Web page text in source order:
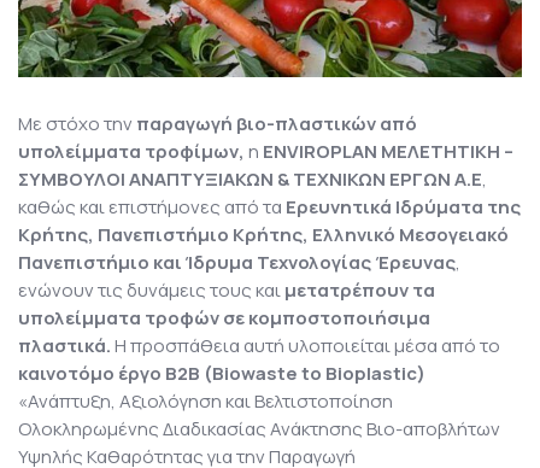
Με στόχο την παραγωγή βιο-πλαστικών από
υπολείμματα τροφίμων, η ENVIROPLAN ΜΕΛΕΤΗΤΙΚΗ –
ΣΥΜΒΟΥΛΟΙ ΑΝΑΠΤΥΞΙΑΚΩΝ & ΤΕΧΝΙΚΩΝ ΕΡΓΩΝ Α.Ε,
καθώς και επιστήμονες από τα Ερευνητικά Ιδρύματα της
Κρήτης, Πανεπιστήμιο Κρήτης, Ελληνικό Μεσογειακό
Πανεπιστήμιο και Ίδρυμα Τεχνολογίας Έρευνας,
ενώνουν τις δυνάμεις τους καιμετατρέπουν τα
υπολείμματα τροφών σε κομποστοποιήσιμα
πλαστικά.Η προσπάθεια αυτή υλοποιείται μέσα από το
καινοτόμο έργο Β2Β (Biowaste to Bioplastic)
«Ανάπτυξη, Αξιολόγηση και Βελτιστοποίηση
Ολοκληρωμένης Διαδικασίας Ανάκτησης Βιο-αποβλήτων
Υψηλής Καθαρότητας για την Παραγωγή